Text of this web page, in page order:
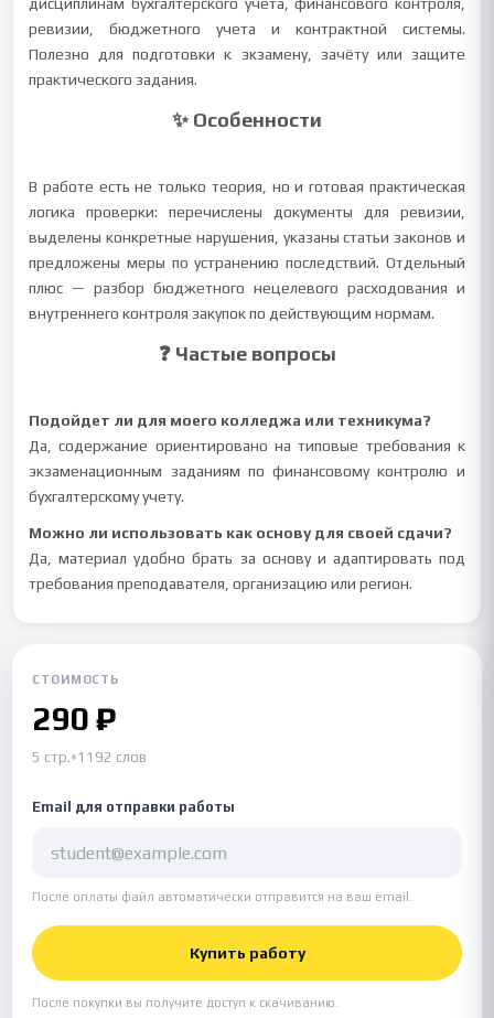
ревизии, бюджетного учета и контрактной системы.
Полезно для подготовки к экзамену, зачёту или защите
практического задания.
✨ Особенности
В работе есть не только теория, но и готовая практическая
логика проверки: перечислены документы для ревизии,
выделены конкретные нарушения, указаны статьи законов и
предложены меры по устранению последствий. Отдельный
плюс — разбор бюджетного нецелевого расходования и
внутреннего контроля закупок по действующим нормам.
❓ Частые вопросы
Подойдет ли для моего колледжа или техникума?
Да, содержание ориентировано на типовые требования к
экзаменационным заданиям по финансовому контролю и
бухгалтерскому учету.
Можно ли использовать как основу для своей сдачи?
Да, материал удобно брать за основу и адаптировать под
требования преподавателя, организацию или регион.
СТОИМОСТЬ
290 ₽
5 стр.•1192 слов
Email для отправки работы
После оплаты файл автоматически отправится на ваш email.
Купить работу
После покупки вы получите доступ к скачиванию.